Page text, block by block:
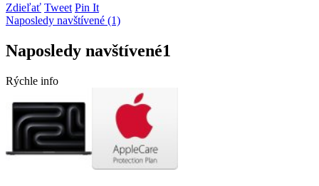
Zdieľať Tweet Pin It
Naposledy navštívené (1)
Naposledy navštívené1
Rýchle info